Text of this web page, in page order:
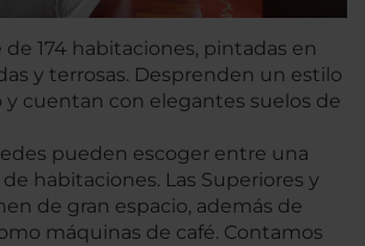
174 habitaciones, pintadas en
y terrosas. Desprenden un estilo
cuentan con elegantes suelos de
pueden escoger entre una
habitaciones. Las Superiores y
de gran espacio, además de
máquinas de café. Contamos